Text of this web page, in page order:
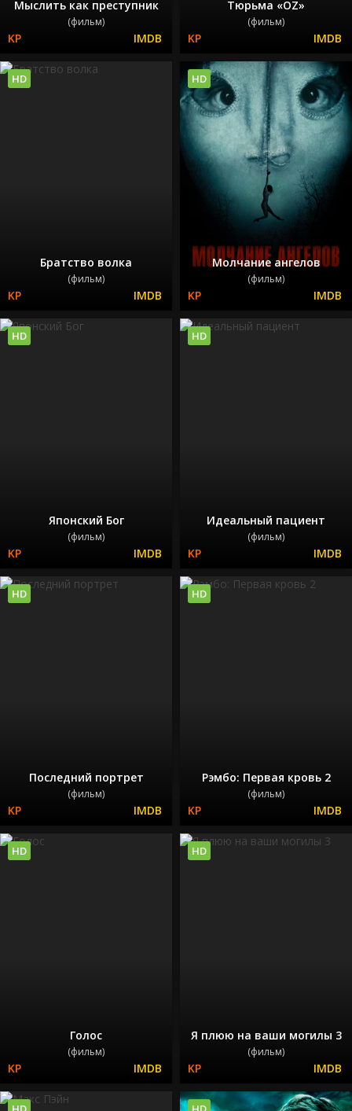
Мыслить как преступник
(фильм)
Тюрьма «ОZ»
(фильм)
Братство волка
(фильм)
HD
Молчание ангелов
(фильм)
HD
Японский Бог
(фильм)
HD
Идеальный пациент
(фильм)
HD
Последний портрет
(фильм)
HD
Рэмбо: Первая кровь 2
(фильм)
HD
Голос
(фильм)
HD
Я плюю на ваши могилы 3
(фильм)
HD